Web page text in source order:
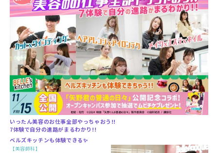
いったん美容のお仕事全部やっちゃおう!!
7体験で自分の進路がまるわかり!!
ベルズキッチンも体験できる✨
美容師科